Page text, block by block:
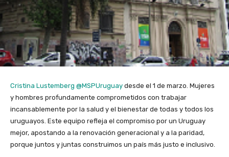
Cristina Lustemberg @MSPUruguay desde el 1 de marzo. Mujeres
y hombres profundamente comprometidos con trabajar
incansablemente por la salud y el bienestar de todas y todos los
uruguayos. Este equipo refleja el compromiso por un Uruguay
mejor, apostando a la renovación generacional y a la paridad,
porque juntos y juntas construimos un país más justo e inclusivo.